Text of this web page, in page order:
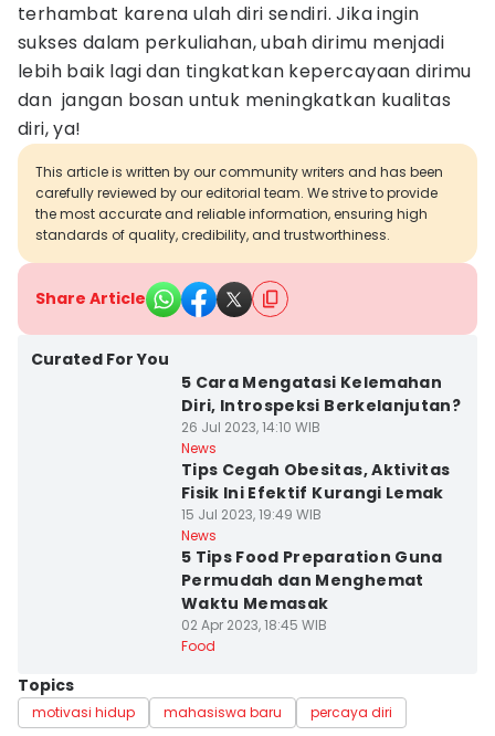
terhambat karena ulah diri sendiri. Jika ingin
sukses dalam perkuliahan, ubah dirimu menjadi
lebih baik lagi dan tingkatkan kepercayaan dirimu
dan jangan bosan untuk meningkatkan kualitas
diri, ya!
This article is written by our community writers and has been
carefully reviewed by our editorial team. We strive to provide
the most accurate and reliable information, ensuring high
standards of quality, credibility, and trustworthiness.
Share Article
Curated For You
5 Cara Mengatasi Kelemahan
Diri, Introspeksi Berkelanjutan?
26 Jul 2023, 14:10 WIB
News
Tips Cegah Obesitas, Aktivitas
Fisik Ini Efektif Kurangi Lemak
15 Jul 2023, 19:49 WIB
News
5 Tips Food Preparation Guna
Permudah dan Menghemat
Waktu Memasak
02 Apr 2023, 18:45 WIB
Food
Topics
motivasi hidup mahasiswa baru percaya diri